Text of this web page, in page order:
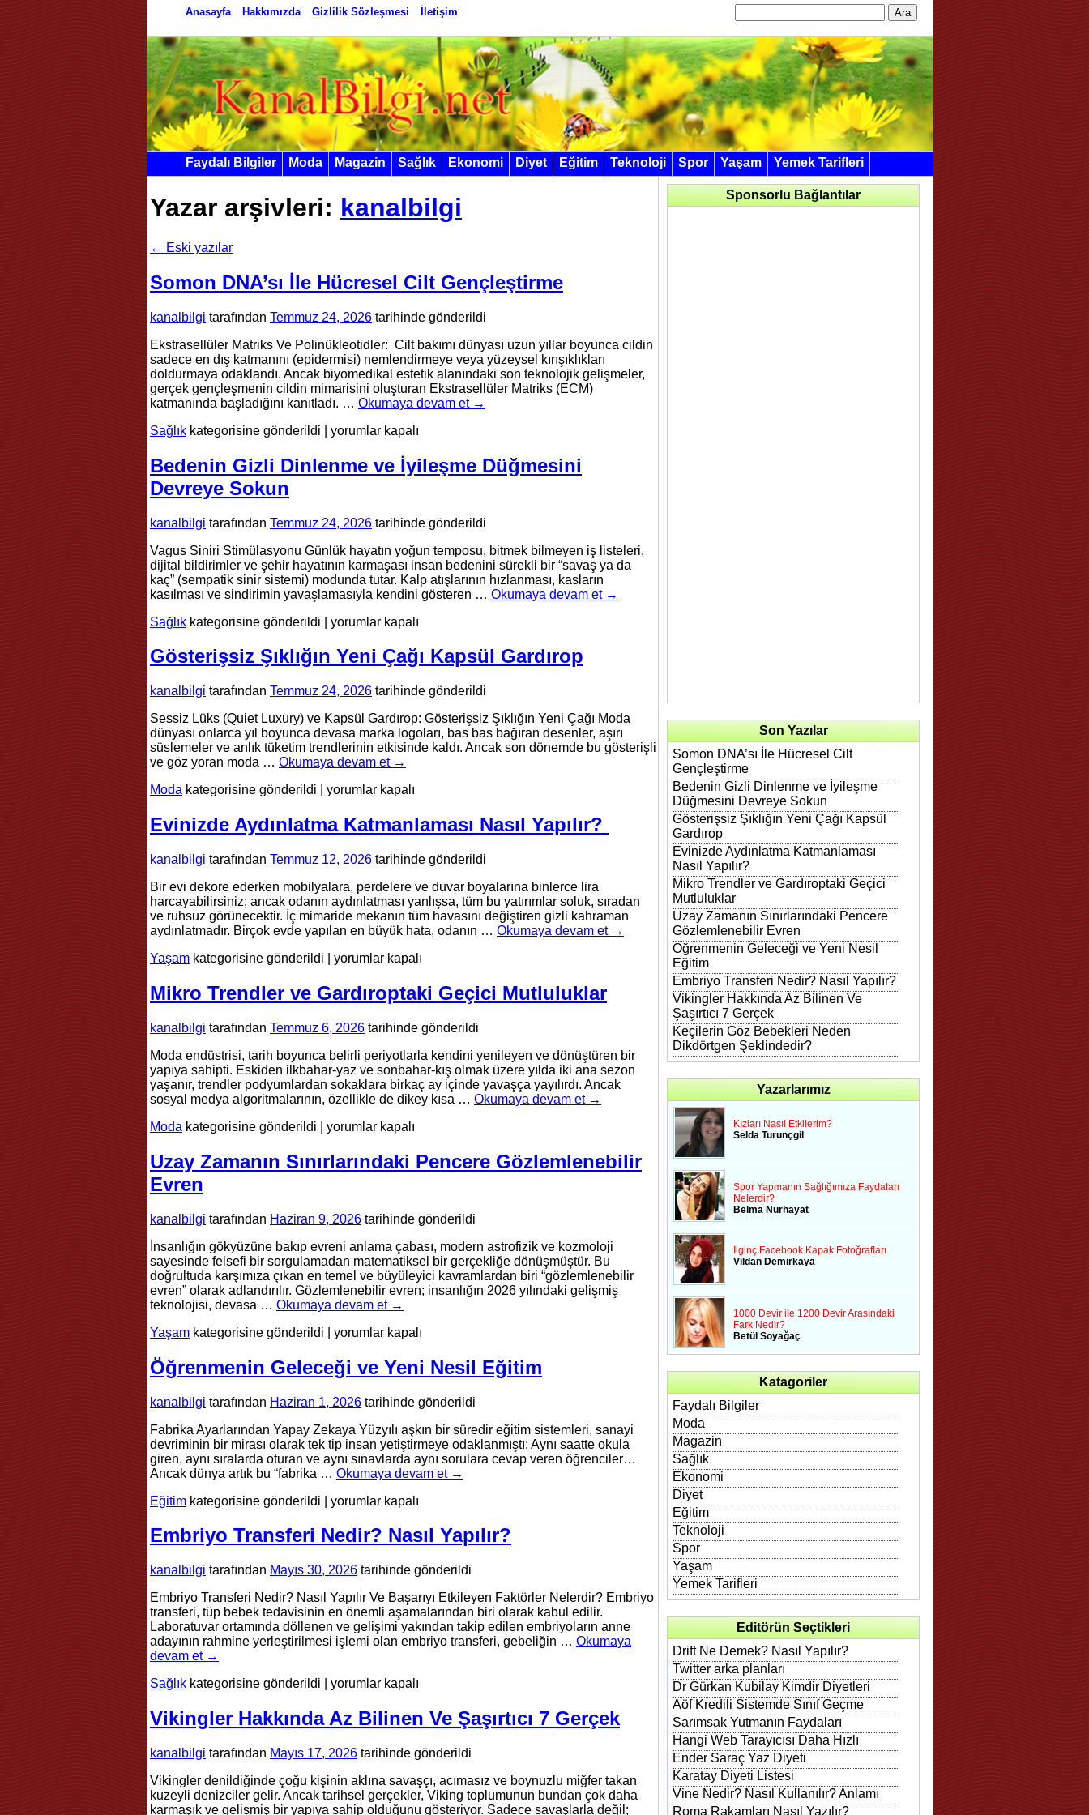
Anasayfa Hakkımızda Gizlilik Sözleşmesi İletişim
Faydalı Bilgiler Moda Magazin Sağlık Ekonomi Diyet Eğitim Teknoloji Spor Yaşam Yemek Tarifleri
Yazar arşivleri: kanalbilgi
← Eski yazılar
Somon DNA’sı İle Hücresel Cilt Gençleştirme
kanalbilgi tarafından Temmuz 24, 2026 tarihinde gönderildi
Ekstrasellüler Matriks Ve Polinükleotidler: Cilt bakımı dünyası uzun yıllar boyunca cildin
sadece en dış katmanını (epidermisi) nemlendirmeye veya yüzeysel kırışıklıkları
doldurmaya odaklandı. Ancak biyomedikal estetik alanındaki son teknolojik gelişmeler,
gerçek gençleşmenin cildin mimarisini oluşturan Ekstrasellüler Matriks (ECM)
katmanında başladığını kanıtladı. … Okumaya devam et →
Sağlık kategorisine gönderildi
Somon
İle
Hücresel
için
yorumlar kapalı
Bedenin Gizli Dinlenme ve İyileşme Düğmesini
Devreye Sokun
kanalbilgi tarafından Temmuz 24, 2026 tarihinde gönderildi
Vagus Siniri Stimülasyonu Günlük hayatın yoğun temposu, bitmek bilmeyen iş listeleri,
dijital bildirimler ve şehir hayatının karmaşası insan bedenini sürekli bir “savaş ya da
kaç” (sempatik sinir sistemi) modunda tutar. Kalp atışlarının hızlanması, kasların
kasılması ve sindirimin yavaşlamasıyla kendini gösteren … Okumaya devam et →
Sağlık kategorisine gönderildi
Bedenin
Dinlenme
ve
Düğmesini
Sokun
için
yorumlar kapalı
Gösterişsiz Şıklığın Yeni Çağı Kapsül Gardırop
kanalbilgi tarafından Temmuz 24, 2026 tarihinde gönderildi
Sessiz Lüks (Quiet Luxury) ve Kapsül Gardırop: Gösterişsiz Şıklığın Yeni Çağı Moda
dünyası onlarca yıl boyunca devasa marka logoları, bas bas bağıran desenler, aşırı
süslemeler ve anlık tüketim trendlerinin etkisinde kaldı. Ancak son dönemde bu gösterişli
ve göz yoran moda … Okumaya devam et →
Moda kategorisine gönderildi
Gösterişsiz
Yeni
Çağı
Gardırop
yorumlar kapalı
Evinizde Aydınlatma Katmanlaması Nasıl Yapılır?
kanalbilgi tarafından Temmuz 12, 2026 tarihinde gönderildi
Bir evi dekore ederken mobilyalara, perdelere ve duvar boyalarına binlerce lira
harcayabilirsiniz; ancak odanın aydınlatması yanlışsa, tüm bu yatırımlar soluk, sıradan
ve ruhsuz görünecektir. İç mimaride mekanın tüm havasını değiştiren gizli kahraman
aydınlatmadır. Birçok evde yapılan en büyük hata, odanın … Okumaya devam et →
Yaşam kategorisine gönderildi
Evinizde
Katmanlaması
Nasıl
için
yorumlar kapalı
Mikro Trendler ve Gardıroptaki Geçici Mutluluklar
kanalbilgi tarafından Temmuz 6, 2026 tarihinde gönderildi
Moda endüstrisi, tarih boyunca belirli periyotlarla kendini yenileyen ve dönüştüren bir
yapıya sahipti. Eskiden ilkbahar-yaz ve sonbahar-kış olmak üzere yılda iki ana sezon
yaşanır, trendler podyumlardan sokaklara birkaç ay içinde yavaşça yayılırdı. Ancak
sosyal medya algoritmalarının, özellikle de dikey kısa … Okumaya devam et →
Moda kategorisine gönderildi
Mikro
ve
Gardıroptaki
için
yorumlar kapalı
Uzay Zamanın Sınırlarındaki Pencere Gözlemlenebilir
Evren
kanalbilgi tarafından Haziran 9, 2026 tarihinde gönderildi
İnsanlığın gökyüzüne bakıp evreni anlama çabası, modern astrofizik ve kozmoloji
sayesinde felsefi bir sorgulamadan matematiksel bir gerçekliğe dönüşmüştür. Bu
doğrultuda karşımıza çıkan en temel ve büyüleyici kavramlardan biri “gözlemlenebilir
evren” olarak adlandırılır. Gözlemlenebilir evren; insanlığın 2026 yılındaki gelişmiş
teknolojisi, devasa … Okumaya devam et →
Yaşam kategorisine gönderildi
Uzay
Sınırlarındaki
Pencere
Evren
yorumlar kapalı
Öğrenmenin Geleceği ve Yeni Nesil Eğitim
kanalbilgi tarafından Haziran 1, 2026 tarihinde gönderildi
Fabrika Ayarlarından Yapay Zekaya Yüzyılı aşkın bir süredir eğitim sistemleri, sanayi
devriminin bir mirası olarak tek tip insan yetiştirmeye odaklanmıştı: Aynı saatte okula
giren, aynı sıralarda oturan ve aynı sınavlarda aynı sorulara cevap veren öğrenciler…
Ancak dünya artık bu “fabrika … Okumaya devam et →
Eğitim kategorisine gönderildi
Öğrenmenin
ve
Yeni
Eğitim
yorumlar kapalı
Embriyo Transferi Nedir? Nasıl Yapılır?
kanalbilgi tarafından Mayıs 30, 2026 tarihinde gönderildi
Embriyo Transferi Nedir? Nasıl Yapılır Ve Başarıyı Etkileyen Faktörler Nelerdir? Embriyo
transferi, tüp bebek tedavisinin en önemli aşamalarından biri olarak kabul edilir.
Laboratuvar ortamında döllenen ve gelişimi yakından takip edilen embriyoların anne
adayının rahmine yerleştirilmesi işlemi olan embriyo transferi, gebeliğin … Okumaya
devam et →
Sağlık kategorisine gönderildi
Embriyo
Nedir?
Nasıl
için
yorumlar kapalı
Vikingler Hakkında Az Bilinen Ve Şaşırtıcı 7 Gerçek
kanalbilgi tarafından Mayıs 17, 2026 tarihinde gönderildi
Vikingler denildiğinde çoğu kişinin aklına savaşçı, acımasız ve boynuzlu miğfer takan
kuzeyli denizciler gelir. Ancak tarihsel gerçekler, Viking toplumunun bundan çok daha
karmaşık ve gelişmiş bir yapıya sahip olduğunu gösteriyor. Sadece savaşlarla değil;
Sponsorlu Bağlantılar
Son Yazılar
Somon DNA’sı İle Hücresel Cilt
Gençleştirme
Bedenin Gizli Dinlenme ve İyileşme
Düğmesini Devreye Sokun
Gösterişsiz Şıklığın Yeni Çağı Kapsül
Gardırop
Evinizde Aydınlatma Katmanlaması
Nasıl Yapılır?
Mikro Trendler ve Gardıroptaki Geçici
Mutluluklar
Uzay Zamanın Sınırlarındaki Pencere
Gözlemlenebilir Evren
Öğrenmenin Geleceği ve Yeni Nesil
Eğitim
Embriyo Transferi Nedir? Nasıl Yapılır?
Vikingler Hakkında Az Bilinen Ve
Şaşırtıcı 7 Gerçek
Keçilerin Göz Bebekleri Neden
Dikdörtgen Şeklindedir?
Yazarlarımız
Kızları Nasıl Etkilerim?
Selda Turunçgil
Spor Yapmanın Sağlığımıza Faydaları
Nelerdir?
Belma Nurhayat
İlginç Facebook Kapak Fotoğrafları
Vildan Demirkaya
1000 Devir ile 1200 Devir Arasındaki
Fark Nedir?
Betül Soyağaç
Katagoriler
Faydalı Bilgiler
Moda
Magazin
Sağlık
Ekonomi
Diyet
Eğitim
Teknoloji
Spor
Yaşam
Yemek Tarifleri
Editörün Seçtikleri
Drift Ne Demek? Nasıl Yapılır?
Twitter arka planları
Dr Gürkan Kubilay Kimdir Diyetleri
Aöf Kredili Sistemde Sınıf Geçme
Sarımsak Yutmanın Faydaları
Hangi Web Tarayıcısı Daha Hızlı
Ender Saraç Yaz Diyeti
Karatay Diyeti Listesi
Vine Nedir? Nasıl Kullanılır? Anlamı
Roma Rakamları Nasıl Yazılır?